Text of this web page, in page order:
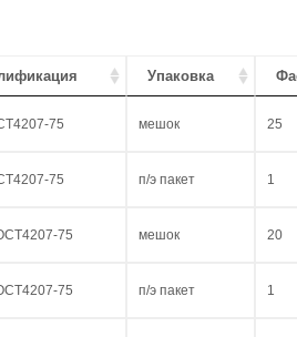
Упаковка
75 мешок 25
75 п/э пакет 1
75 мешок 20
75 п/э пакет 1